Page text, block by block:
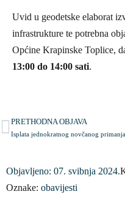
Uvid u geodetske elaborat
infrastrukture te potrebna
Općine Krapinske Toplice,
13:00 do 14:00 sati.
PRETHODNA OBJAVA
Objavljeno: 07. svibnja 2024.
Oznake: obavijesti